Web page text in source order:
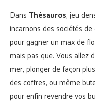
Dans Thésauros, jeu
incarnons des sociétés
pour gagner un max de
mais pas que. Vous allez
mer, plonger de façon
des coffres, ou même
pour enfin revendre vos